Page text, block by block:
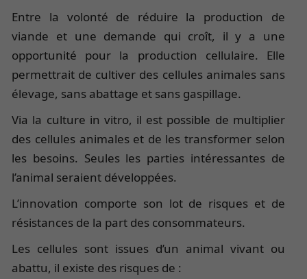
Entre la volonté de réduire la production de
viande et une demande qui croît, il y a une
opportunité pour la production cellulaire. Elle
permettrait de cultiver des cellules animales sans
élevage, sans abattage et sans gaspillage.
Via la culture in vitro, il est possible de multiplier
des cellules animales et de les transformer selon
les besoins. Seules les parties intéressantes de
l’animal seraient développées.
L’innovation comporte son lot de risques et de
résistances de la part des consommateurs.
Les cellules sont issues d’un animal vivant ou
abattu, il existe des risques de :